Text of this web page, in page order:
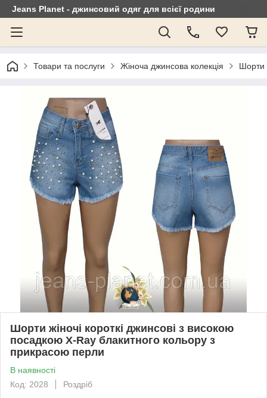
Jeans Planet - джинсовий одяг для всієї родини
Товари та послуги Жіноча джинсова колекція Шорти
Шорти жіночі короткі джинсові з високою
посадкою X-Ray блакитного кольору з
прикрасою перли
В наявності
Код: 2028
Роздріб